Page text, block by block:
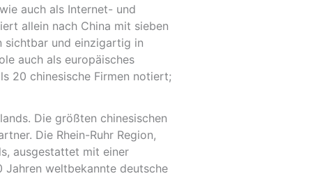
auch als Internet- und
allein nach China mit sieben
sichtbar und einzigartig in
auch als europäisches
20 chinesische Firmen notiert;
Die größten chinesischen
Die Rhein-Ruhr Region,
ausgestattet mit einer
Jahren weltbekannte deutsche